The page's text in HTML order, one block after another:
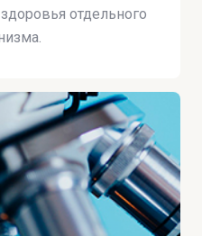
отдельного